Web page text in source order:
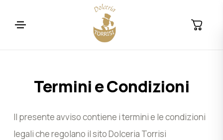
Termini e Condizioni
Il presente avviso contiene i termini e le condizioni
legali che regolano il sito Dolceria Torrisi